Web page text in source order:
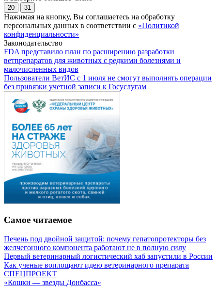
20 31
Нажимая на кнопку, Вы соглашаетесь на обработку
персональных данных в соответствии с «Политикой
конфиденциальности»
Законодательство
FDA представило план по расширению разработки
ветпрепаратов для животных с редкими болезнями и
малочисленных видов
Пользователи ВетИС с 1 июля не смогут выполнять операции
без привязки учетной записи к Госуслугам
Самое читаемое
Печень под двойной защитой: почему гепатопротекторы без
желчегонного компонента работают не в полную силу
Первый ветеринарный логистический хаб запустили в России
Как ученые воплощают идею ветеринарного препарата
СПЕЦПРОЕКТ
«Кошки — звезды Донбасса»